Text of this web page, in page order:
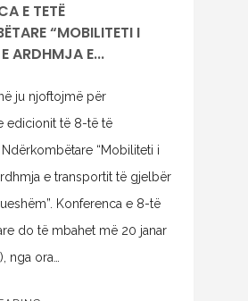
E TETË
“MOBILITETI I
ARDHMJA E...
ju njoftojmë për
edicionit të 8-të të
“Mobiliteti i
e transportit të gjelbër
Konferenca e 8-të
do të mbahet më 20 janar
nga ora…